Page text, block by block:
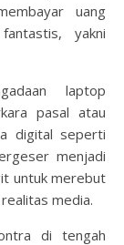
uang
yakni
laptop
pasal atau
digital seperti
menjadi
untuk merebut
media.
di tengah